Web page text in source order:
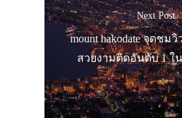
Next Post
mount hakodate จุดชม
สวยงามติดอันดับ 1 ใ